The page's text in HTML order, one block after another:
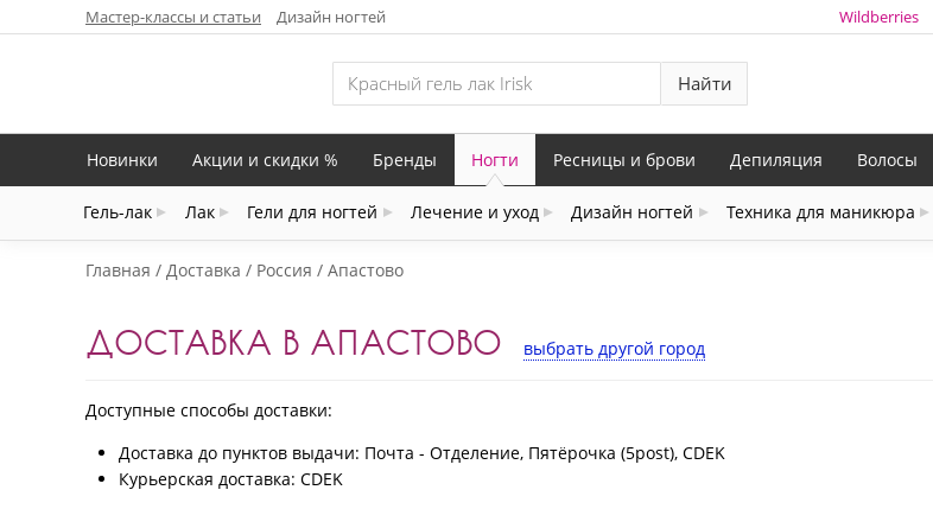
Мастер-классы и статьи Дизайн ногтей Wildberries
Найти
Новинки Акции и скидки % Бренды Ногти
Гель-лак Лак Гели для ногтей Лечение и уход Дизайн ногтей Техника для маникюра
Ресницы и брови Депиляция Волосы
Главная Доставка Россия Апастово
ДОСТАВКА В АПАСТОВО выбрать другой город
Доступные способы доставки:
Доставка до пунктов выдачи: Почта - Отделение, Пятёрочка (5post), CDEK
Курьерская доставка: CDEK